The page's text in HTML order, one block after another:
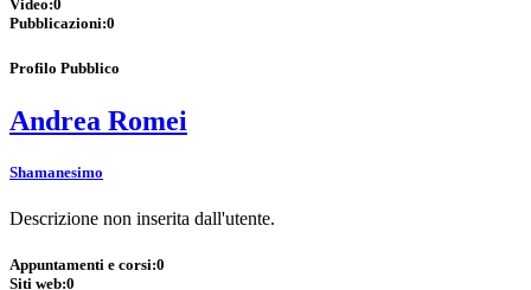
Video:0
Pubblicazioni:0
Profilo Pubblico
Andrea Romei
Shamanesimo
Descrizione non inserita dall'utente.
Appuntamenti e corsi:0
Siti web:0